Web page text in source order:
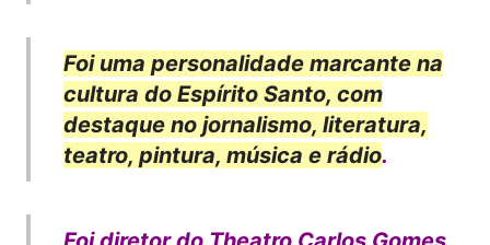
Foi uma personalidade marcante na
cultura do Espírito Santo, com
destaque no jornalismo, literatura,
teatro, pintura, música e rádio.